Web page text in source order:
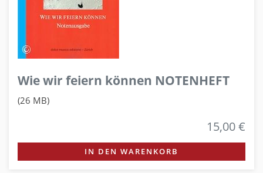
Wie wir feiern können NOTENHEFT
(26 MB)
15,00 €
IN DEN WARENKORB